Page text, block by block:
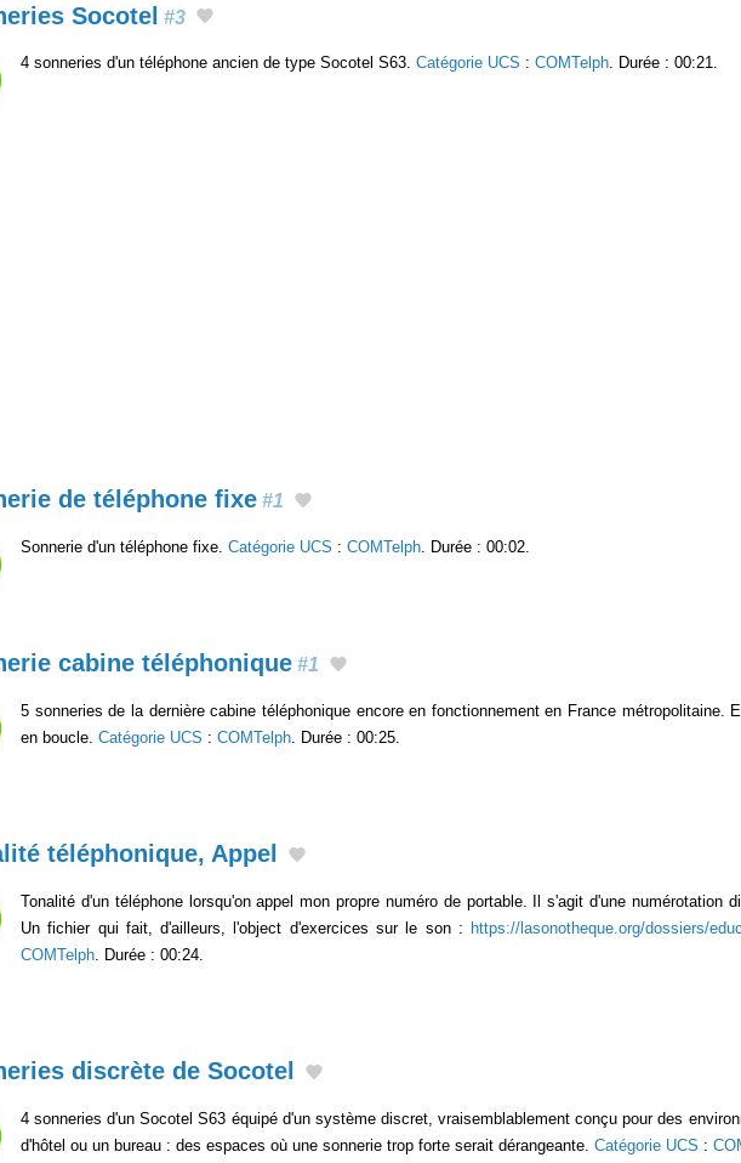
Socotel #3
4 sonneries d'un téléphone ancien de type Socotel S63. Catégorie UCS : COMTelph. Durée : 00:21.
de téléphone fixe #1
Sonnerie d'un téléphone fixe. Catégorie UCS : COMTelph. Durée : 00:02.
cabine téléphonique #1
5 sonneries de la dernière cabine téléphonique encore en fonctionnement en France métropolitaine.
en boucle. Catégorie UCS : COMTelph. Durée : 00:25.
téléphonique, Appel
Tonalité d'un téléphone lorsqu'on appel mon propre numéro de portable. Il s'agit d'une numérotation
Un fichier qui fait, d'ailleurs, l'object d'exercices sur le son : https://lasonotheque.org/dossiers/
COMTelph . Durée : 00:24.
discrète de Socotel
4 sonneries d'un Socotel S63 équipé d'un système discret, vraisemblablement conçu pour des
d'hôtel ou un bureau : des espaces où une sonnerie trop forte serait dérangeante. Catégorie UCS :